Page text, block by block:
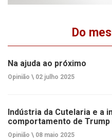
Do
Na ajuda ao próximo
Opinião \ 02 julho 2025
Indústria da Cutelaria e a
comportamento de Trump
Opinião \ 08 maio 2025